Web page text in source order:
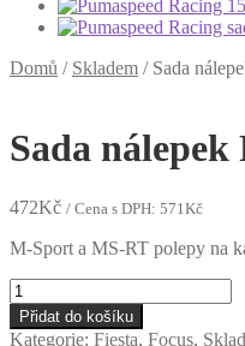
Domů / Skladem / Sada
Sada
472Kč / Cena s DPH: 571 Kč
M-Sport a MS-RT polepy na
Sada
nálepek
Ford
Přidat do košíku
Kategorie: Fiesta, Focus,